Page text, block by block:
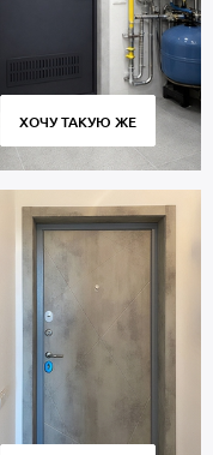
ХОЧУ ТАКУЮ ЖЕ